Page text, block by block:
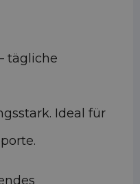
tägliche
Ideal für